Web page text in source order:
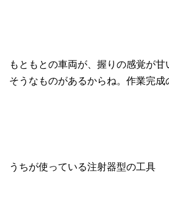
もともとの車両が、握りの感覚が
そうなものがあるからね。作業完成
うちが使っている注射器型の工具